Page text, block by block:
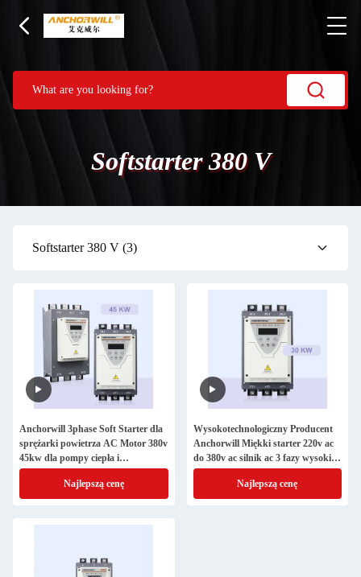
Softstarter 380 V
Softstarter 380 V (3)
Anchorwill 3phase Soft Starter dla
sprężarki powietrza AC Motor 380v
45kw dla pompy ciepła i
klimatyzatora
Najlepszą cenę
Wysokotechnologiczny Producent
Anchorwill Miękki starter 220v ac
do 380v ac silnik ac 3 fazy wysokiej
jakości falownik 380v 30kw
Najlepszą cenę